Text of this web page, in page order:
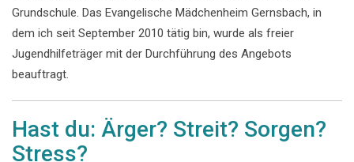
Grundschule. Das Evangelische Mädchenheim Gernsbach, in
dem ich seit September 2010 tätig bin, wurde als freier
Jugendhilfeträger mit der Durchführung des Angebots
beauftragt.
Hast du: Ärger? Streit? Sorgen?
Stress?